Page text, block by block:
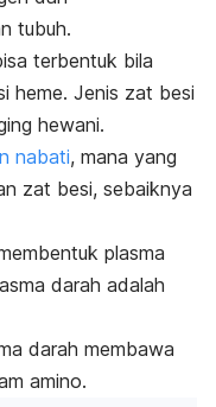
tubuh.
terbentuk bila
heme. Jenis zat besi
hewani.
nabati, mana yang
zat besi, sebaiknya
plasma
darah adalah
darah membawa
amino.